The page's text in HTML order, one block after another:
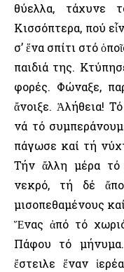
θύελλα, τάχυνε
Κισσόπτερα, πού
σ’ ἕνα σπίτι στό
παιδιά της.
φορές. Φώναξε,
ἄνοιξε. Ἀλήθεια!
νά τό
πάγωσε καί τή
Τήν ἄλλη μέρα τό
νεκρό, τή δέ
μισοπεθαμένους
Ἕνας ἀπό τό
Πάφου τό
ἔστειλε ἕναν